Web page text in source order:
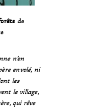
de
n’en
envolé, ni
les
le village,
qui rêve